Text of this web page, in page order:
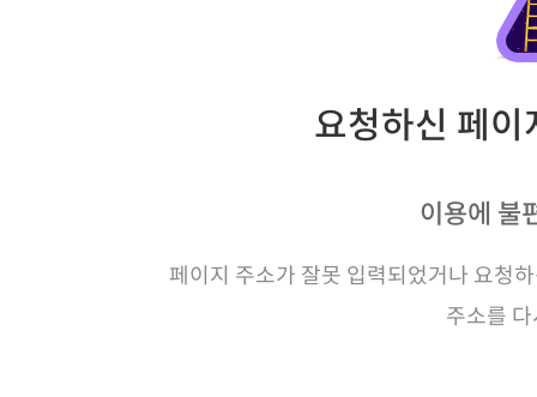
요청하신 페
이용에 불
페이지 주소가 잘못 입력되었거나 요청
주소를